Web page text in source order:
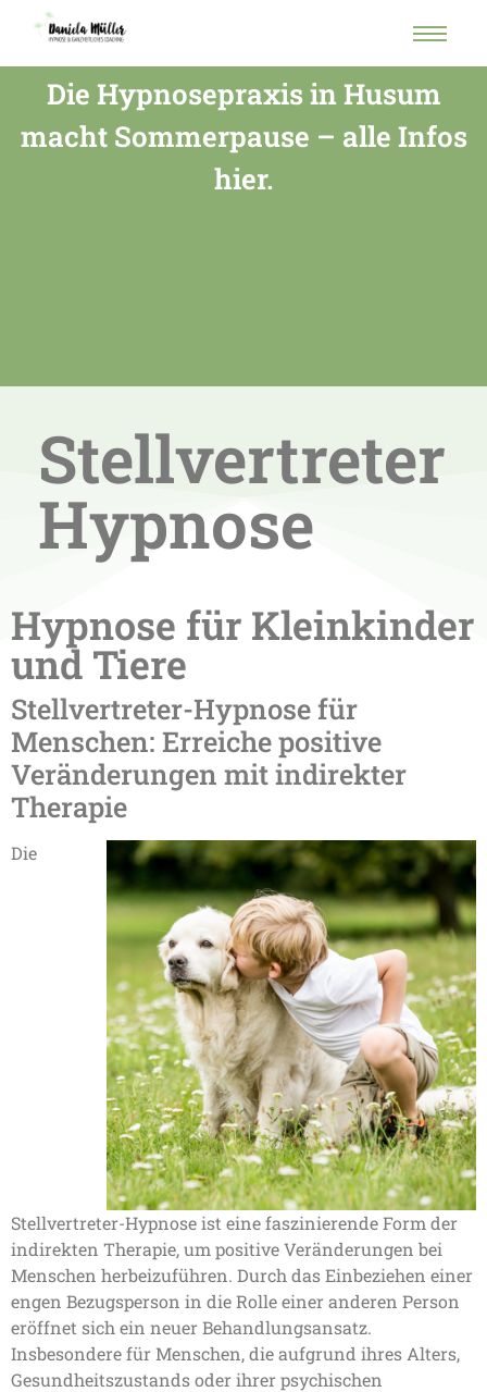
Die Hypnosepraxis in Husum
macht Sommerpause – alle Infos
hier.
Stellvertreter
Hypnose​
Hypnose für Kleinkinder
und Tiere
Stellvertreter-Hypnose für
Menschen: Erreiche positive
Veränderungen mit indirekter
Therapie
Die
Stellvertreter-Hypnose ist eine faszinierende Form der
indirekten Therapie, um positive Veränderungen bei
Menschen herbeizuführen. Durch das Einbeziehen einer
engen Bezugsperson in die Rolle einer anderen Person
eröffnet sich ein neuer Behandlungsansatz.
Insbesondere für Menschen, die aufgrund ihres Alters,
Gesundheitszustands oder ihrer psychischen